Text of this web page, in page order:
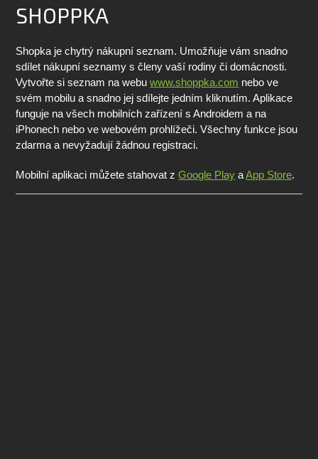
SHOPPKA
Shopka je chytrý nákupní seznam. Umožňuje vám snadno
sdílet nákupní seznamy s členy vaší rodiny či domácnosti.
Vytvořte si seznam na webuwww.shoppka.com nebo ve
svém mobilu a snadno jej sdílejte jedním kliknutím. Aplikace
funguje na všech mobilních zařízení s Androidem a na
iPhonech nebo ve webovém prohlížeči. Všechny funkce jsou
zdarma a nevyžadují žádnou registraci.
Mobilní aplikaci můžete stahovat zGoogle Play aApp Store.